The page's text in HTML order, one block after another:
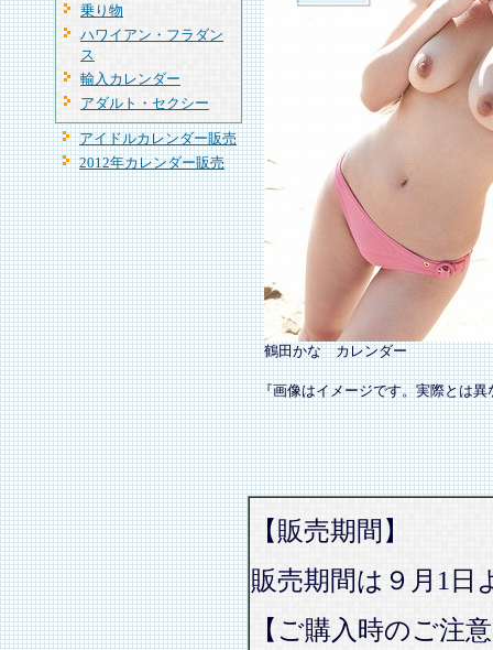
乗り物
ハワイアン・フラダン
ス
輸入カレンダー
アダルト・セクシー
アイドルカレンダー販売
2012年カレンダー販売
鶴田かな カレンダー
『画像はイメージです。実際とは
【販売期間】
販売期間は９月1日
【ご購入時のご注